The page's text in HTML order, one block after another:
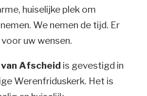
huiselijke plek om
We nemen de tijd. Er
uw wensen.
Afscheid is gevestigd in
Werenfriduskerk. Het is